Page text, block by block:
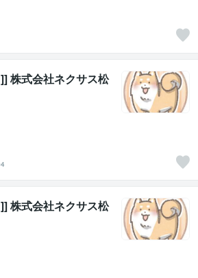
株式会社ネクサス松
株式会社ネクサス松